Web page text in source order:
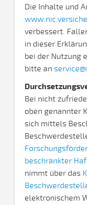
Die Inhalte und
verbessert.
in dieser
bei der Nutzung
bitte an
Bei nicht
oben genannter
sich mittels
beschränkter
nimmt über das
elektronischem